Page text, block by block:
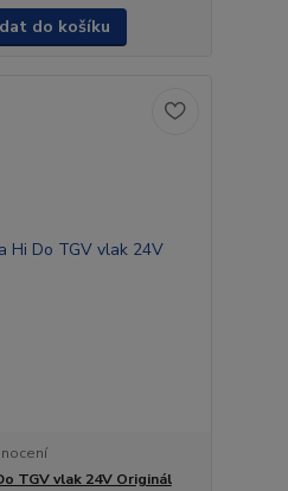
do košíku
TGV vlak 24V Originál